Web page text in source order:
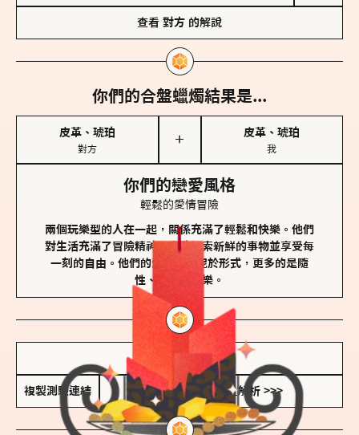
查看 對方 的解說
你們的合盤蠟燭結果是...
皮革、琥珀
對方
＋
皮革、琥珀
我
你們的戀愛風格
輕鬆的愛情冒險
兩個玩樂型的人在一起，關係充滿了輕鬆和快樂。他們
對生活充滿了冒險精神，喜歡探索新鮮的事物並享受每
一刻的自由。他們的愛情不拘泥於形式，更多的是隨
性、幽默和享樂。
複製測驗連結 查看香氛類型全解析 >>>